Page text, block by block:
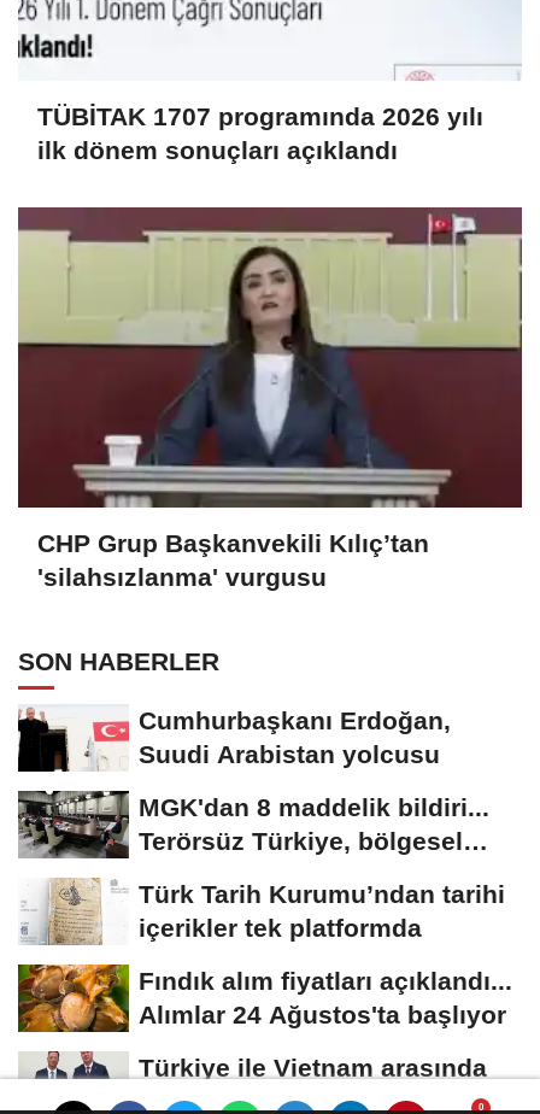
TÜBİTAK 1707 programında 2026 yılı
ilk dönem sonuçları açıklandı
CHP Grup Başkanvekili Kılıç’tan
'silahsızlanma' vurgusu
SON HABERLER
Cumhurbaşkanı Erdoğan,
Suudi Arabistan yolcusu
MGK'dan 8 maddelik bildiri...
Terörsüz Türkiye, bölgesel
Türk Tarih Kurumu’ndan tarihi
içerikler tek platformda
Fındık alım fiyatları açıklandı...
Alımlar 24 Ağustos'ta başlıyor
Türkiye ile Vietnam arasında
'hava'da yeni dönem... Sefer